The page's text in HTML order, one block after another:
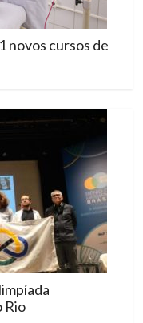
novos cursos de
Rio